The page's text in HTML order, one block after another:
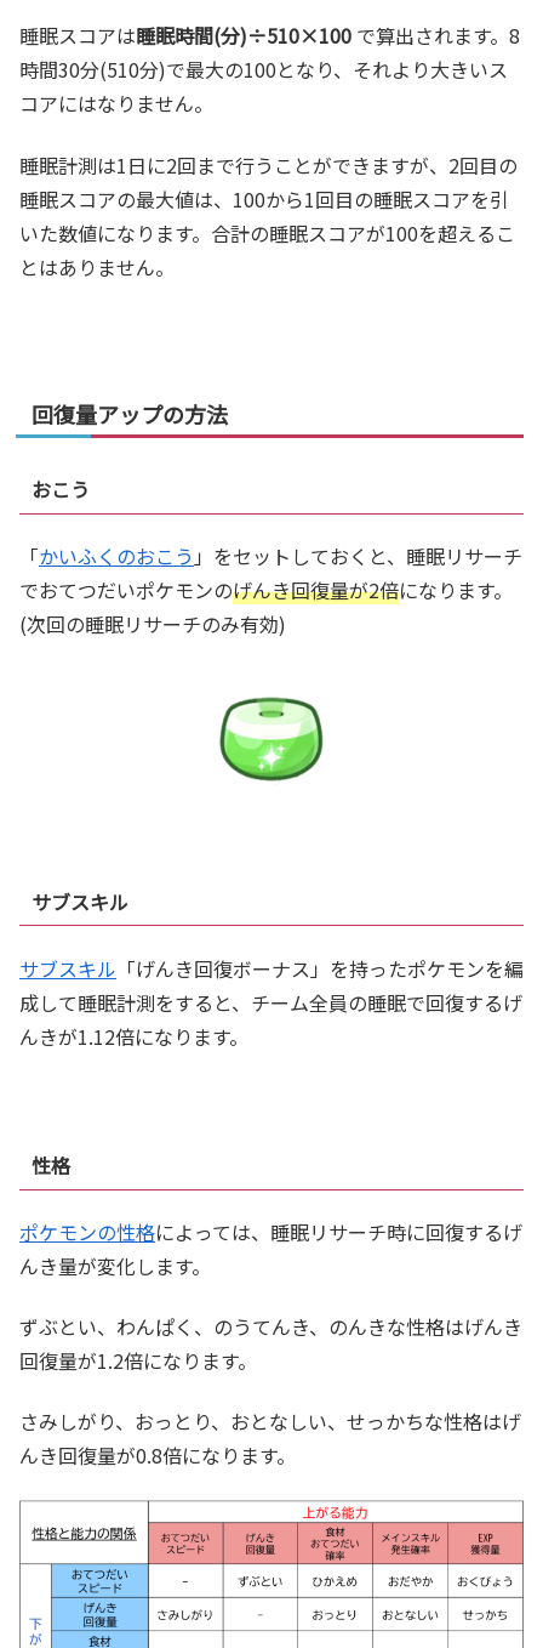
睡眠スコアは睡眠時間(分)÷510×100 で算出されます。8
時間30分(510分)で最大の100となり、それより大きいス
コアにはなりません。
睡眠計測は1日に2回まで行うことができますが、2回目の
睡眠スコアの最大値は、100から1回目の睡眠スコアを引
いた数値になります。合計の睡眠スコアが100を超えるこ
とはありません。
回復量アップの方法
おこう
「かいふくのおこう 」をセットしておくと、睡眠リサーチ
でおてつだいポケモンのげんき回復量が2倍になります。
(次回の睡眠リサーチのみ有効)
サブスキル
サブスキル 「げんき回復ボーナス」を持ったポケモンを編
成して睡眠計測をすると、チーム全員の睡眠で回復するげ
んきが1.12倍になります。
性格
ポケモンの性格によっては、睡眠リサーチ時に回復するげ
んき量が変化します。
ずぶとい、わんぱく、のうてんき、のんきな性格はげんき
回復量が1.2倍になります。
さみしがり、おっとり、おとなしい、せっかちな性格はげ
んき回復量が0.8倍になります。